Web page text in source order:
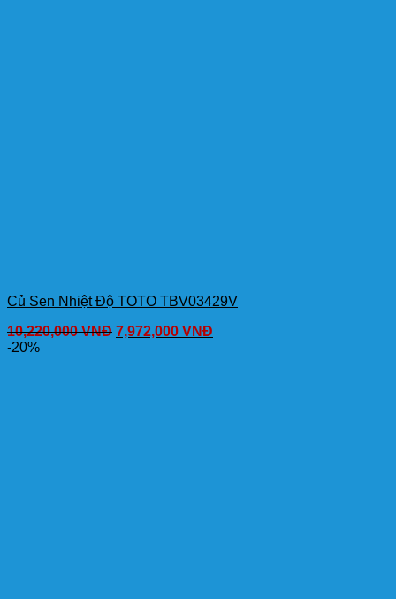
Củ Sen Nhiệt Độ TOTO TBV03429V
10,220,000VNĐ 7,972,000 VNĐ
-20%